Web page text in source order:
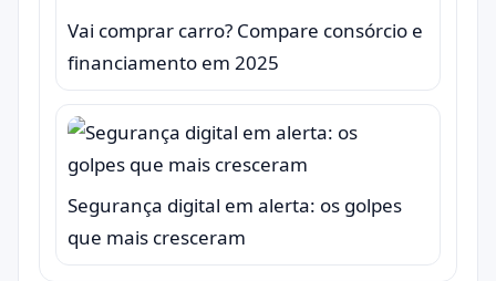
Vai comprar carro? Compare consórcio e
financiamento em 2025
Segurança digital em alerta: os golpes
que mais cresceram